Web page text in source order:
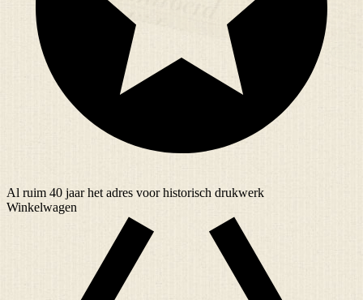
Al ruim 40 jaarhet adres voor historisch drukwerk
Winkelwagen